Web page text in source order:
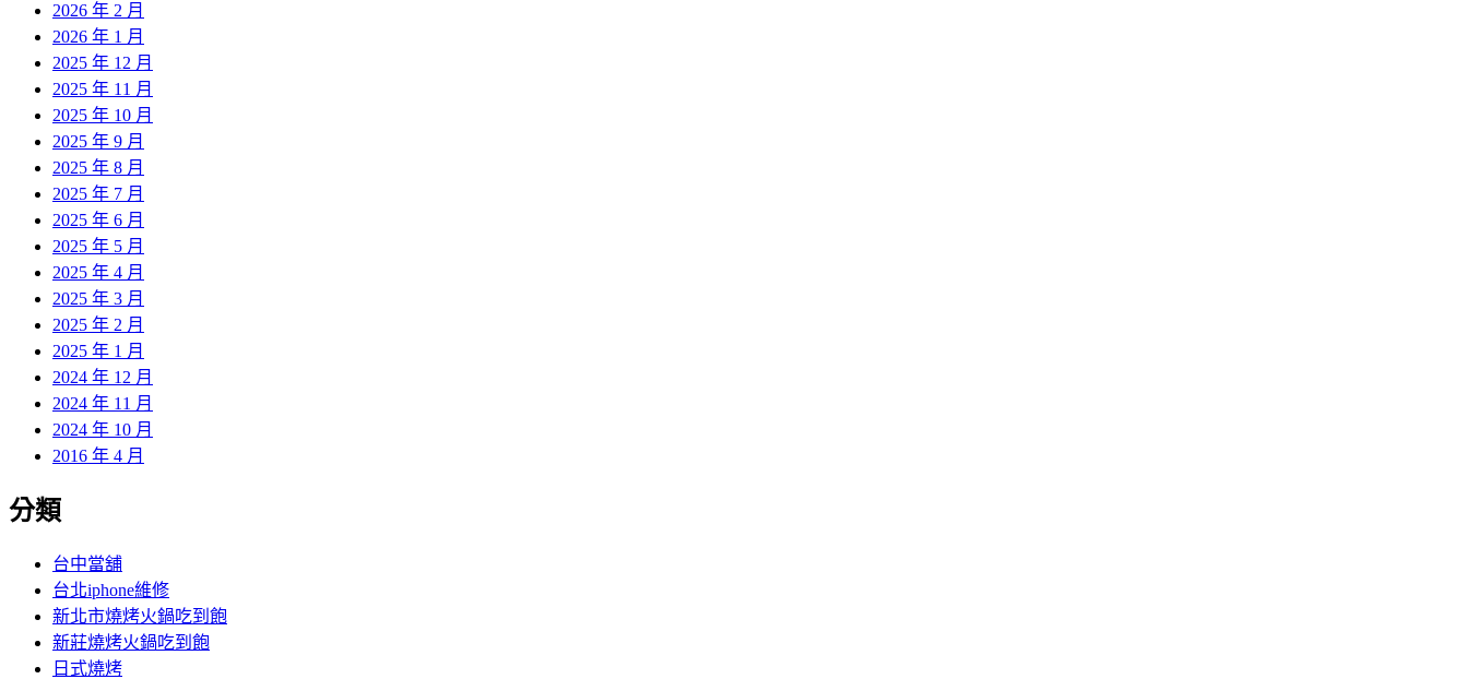
2026 年 2 月
2026 年 1 月
2025 年 12 月
2025 年 11 月
2025 年 10 月
2025 年 9 月
2025 年 8 月
2025 年 7 月
2025 年 6 月
2025 年 5 月
2025 年 4 月
2025 年 3 月
2025 年 2 月
2025 年 1 月
2024 年 12 月
2024 年 11 月
2024 年 10 月
2016 年 4 月
分類
台中當舖
台北iphone維修
新北市燒烤火鍋吃到飽
新莊燒烤火鍋吃到飽
日式燒烤